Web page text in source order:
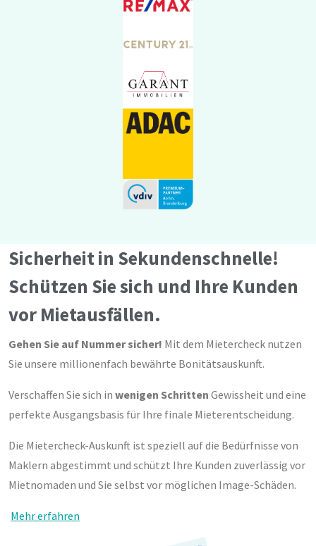
Sicherheit in Sekundenschnelle!
Schützen Sie sich und Ihre Kunden
vor Mietausfällen.
Gehen Sie auf Nummer sicher! Mit dem Mietercheck nutzen
Sie unsere millionenfach bewährte Bonitätsauskunft.
Verschaffen Sie sich in wenigen Schritten Gewissheit und eine
perfekte Ausgangsbasis für Ihre finale Mieterentscheidung.
Die Mietercheck-Auskunft ist speziell auf die Bedürfnisse von
Maklern abgestimmt und schützt Ihre Kunden zuverlässig vor
Mietnomaden und Sie selbst vor möglichen Image-Schäden.
Mehr erfahren